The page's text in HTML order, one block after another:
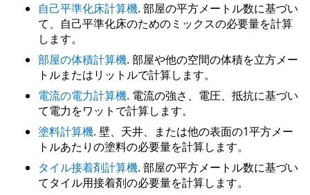
自己平準化床計算機. 部屋の平方メートル数に基づい
て、自己平準化床のためのミックスの必要量を計算
します。
部屋の体積計算機. 部屋や他の空間の体積を立方メー
トルまたはリットルで計算します。
電流の電力計算機. 電流の強さ、電圧、抵抗に基づい
て電力をワットで計算します。
塗料計算機. 壁、天井、または他の表面の1平方メー
トルあたりの塗料の必要量を計算します。
タイル接着剤計算機. 部屋の平方メートル数に基づい
てタイル用接着剤の必要量を計算します。